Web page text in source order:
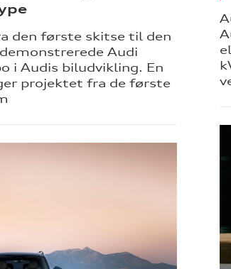
den første skitse til den
Audi
i Audis biludvikling. En
projektet fra de første